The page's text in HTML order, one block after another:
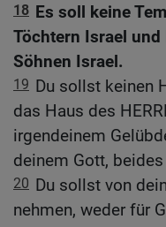
18 Es soll keine
Töchtern Israel
Söhnen Israel.
19 Du sollst keinen
das Haus des
irgendeinem
deinem Gott,
20 Du sollst von
nehmen, weder für